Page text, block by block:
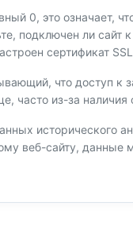
0, это означает,
подключен ли
сертификат
что доступ
часто из-за наличия
исторического
веб-сайту,